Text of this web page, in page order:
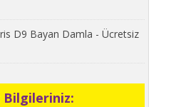
D9 Bayan Damla - Ücretsiz